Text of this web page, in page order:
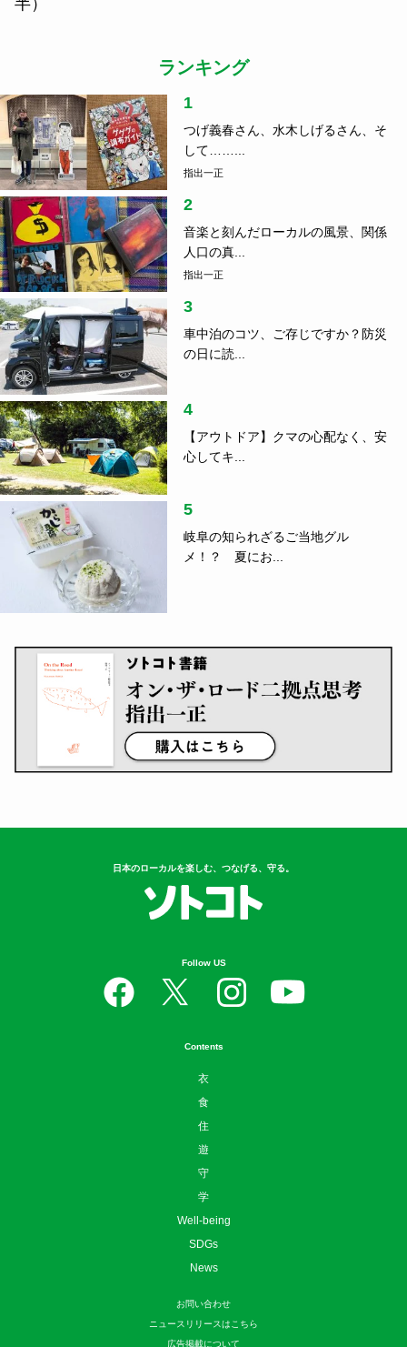
ランキング
1
つげ義春さん、水木しげるさん、そ
して……...
指出一正
2
音楽と刻んだローカルの風景、関係
人口の真...
指出一正
3
車中泊のコツ、ご存じですか？防災
の日に読...
4
【アウトドア】クマの心配なく、安
心してキ...
5
岐阜の知られざるご当地グル
メ！？ 夏にお...
日本のローカルを楽しむ、つなげる、守る。
Follow US
Contents
衣
食
住
遊
守
学
Well-being
SDGs
News
お問い合わせ
ニュースリリースはこちら
広告掲載について